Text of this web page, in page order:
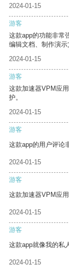
2024-01-15
游客
这款app的功能非常
编辑文档、制作演示
2024-01-15
游客
这款加速器VPM应
护。
2024-01-15
游客
这款app的用户评论
2024-01-15
游客
这款加速器VPM应
2024-01-15
游客
这款app就像我的私
2024-01-15